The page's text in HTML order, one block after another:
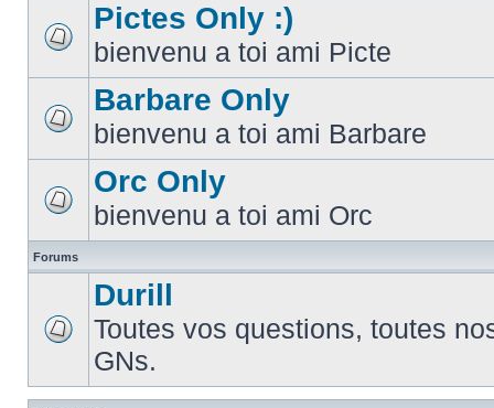
Pictes Only :)
bienvenu a toi ami Picte
Barbare Only
bienvenu a toi ami Barbare
Orc Only
bienvenu a toi ami Orc
Forums
Durill
Toutes vos questions, toutes
GNs.